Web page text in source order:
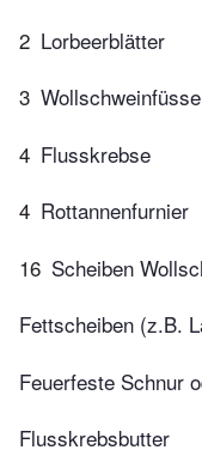
2 Lorbeerblätter
3 Wollschweinfüsse
4 Flusskrebse
4 Rottannenfurnier
16 Scheiben
Fettscheiben (z.B.
Feuerfeste Schnur
Flusskrebsbutter